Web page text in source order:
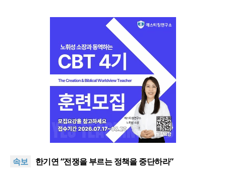
속보
“한국 복음의 시작에는 미국보다 먼저 일본이 있었습
주길”
한기연 “전쟁을 부르는 정책을 중단하라”